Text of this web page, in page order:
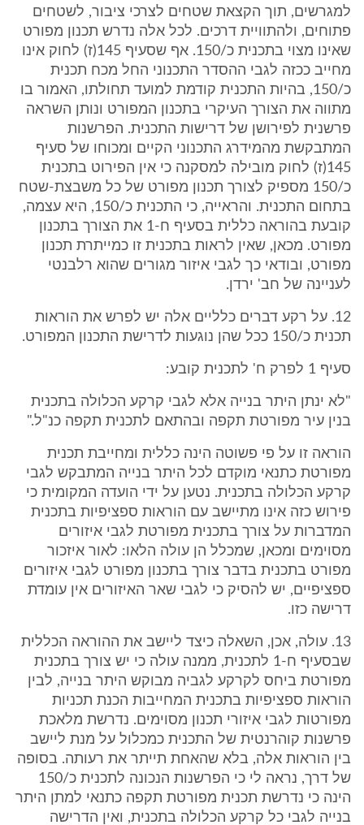
למגרשים, תוך הקצאת שטחים לצרכי ציבור, לשטחים
פתוחים, ולהתוויית דרכים. לכל אלה נדרש תכנון מפורט
שאינו מצוי בתכנית כ/150. אף שסעיף 145(ז) לחוק אינו
מחייב ככזה לגבי ההסדר התכנוני החל מכח תכנית
כ/150, בהיות התכנית קודמת למועד תחולתו, האמור בו
מתווה את הצורך העיקרי בתכנון המפורט ונותן השראה
פרשנית לפירושן של דרישות התכנית. הפרשנות
המתבקשת מהמידרג התכנוני הקיים ומכוחו של סעיף
145(ז) לחוק מובילה למסקנה כי אין הפירוט בתכנית
כ/150 מספיק לצורך תכנון מפורט של כל משבצת-שטח
בתחום התכנית. והראייה, כי התכנית כ/150, היא עצמה,
קובעת בהוראה כללית בסעיף ח-1 את הצורך בתכנון
מפורט. מכאן, שאין לראות בתכנית זו כמייתרת תכנון
מפורט, ובודאי כך לגבי איזור מגורים שהוא רלבנטי
לעניינה של חב' ירדן.
12. על רקע דברים כלליים אלה יש לפרש את הוראות
תכנית כ/150 ככל שהן נוגעות לדרישת התכנון המפורט.
סעיף 1 לפרק ח' לתכנית קובע:
"לא ינתן היתר בנייה אלא לגבי קרקע הכלולה בתכנית
בנין עיר מפורטת תקפה ובהתאם לתכנית תקפה כנ"ל."
הוראה זו על פי פשוטה הינה כללית ומחייבת תכנית
מפורטת כתנאי מוקדם לכל היתר בנייה המתבקש לגבי
קרקע הכלולה בתכנית. נטען על ידי הועדה המקומית כי
פירוש כזה אינו מתיישב עם הוראות ספציפיות בתכנית
המדברות על צורך בתכנית מפורטת לגבי איזורים
מסוימים ומכאן, שמכלל הן עולה הלאו: לאור איזכור
מפורט בתכנית בדבר צורך בתכנון מפורט לגבי איזורים
ספציפיים, יש להסיק כי לגבי שאר האיזורים אין עומדת
דרישה כזו.
13. עולה, אכן, השאלה כיצד ליישב את ההוראה הכללית
שבסעיף ח-1 לתכנית, ממנה עולה כי יש צורך בתכנית
מפורטת ביחס לקרקע לגביה מבוקש היתר בנייה, לבין
הוראות ספציפיות בתכנית המחייבות הכנת תכניות
מפורטות לגבי איזורי תכנון מסוימים. נדרשת מלאכת
פרשנות קוהרנטית של התכנית כמכלול על מנת ליישב
בין הוראות אלה, בלא שהאחת תייתר את רעותה. בסופה
של דרך, נראה לי כי הפרשנות הנכונה לתכנית כ/150
הינה כי נדרשת תכנית מפורטת תקפה כתנאי למתן היתר
בנייה לגבי כל קרקע הכלולה בתכנית, ואין הדרישה